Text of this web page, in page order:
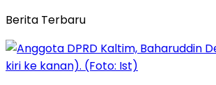
Berita Terbaru